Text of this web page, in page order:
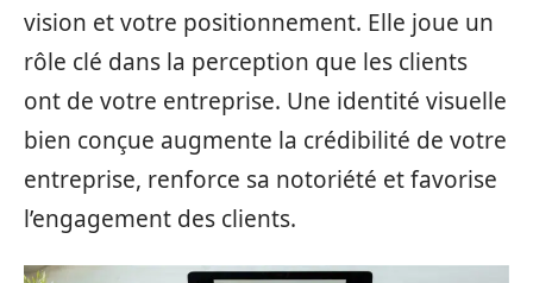
vision et votre positionnement. Elle joue un
rôle clé dans la perception que les clients
ont de votre entreprise. Une identité visuelle
bien conçue augmente la crédibilité de votre
entreprise, renforce sa notoriété et favorise
l’engagement des clients.